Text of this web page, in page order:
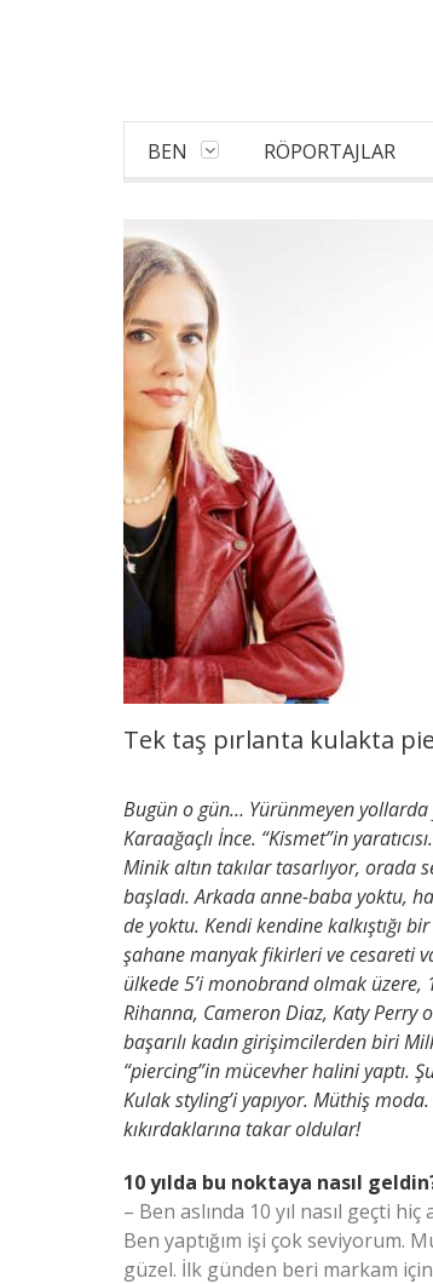
BEN RÖPORTAJLAR
Tek taş pırlanta kulakta
Bugün o gün… Yürünmeyen
Karaağaçlı İnce. “Kismet”in
Minik altın takılar tasarlıyor, orada
başladı. Arkada anne-baba yoktu,
de yoktu. Kendi kendine kalkıştığı
şahane manyak fikirleri ve cesareti
ülkede 5’i monobrand olmak üzere,
Rihanna, Cameron Diaz, Katy Perry
başarılı kadın girişimcilerden biri
“piercing”in mücevher halini yaptı.
Kulak styling’i yapıyor. Müthiş
kıkırdaklarına takar oldular!
10 yılda bu noktaya nasıl
– Ben aslında 10 yıl nasıl geçti
Ben yaptığım işi çok seviyorum.
güzel. İlk günden beri markam